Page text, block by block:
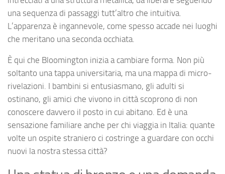
una sequenza di passaggi tutt’altro che intuitiva.
L’apparenza è ingannevole, come spesso accade nei luoghi
che meritano una seconda occhiata.
È qui che Bloomington inizia a cambiare forma. Non più
soltanto una tappa universitaria, ma una mappa di micro-
rivelazioni. I bambini si entusiasmano, gli adulti si
ostinano, gli amici che vivono in città scoprono di non
conoscere davvero il posto in cui abitano. Ed è una
sensazione familiare anche per chi viaggia in Italia: quante
volte un ospite straniero ci costringe a guardare con occhi
nuovi la nostra stessa città?